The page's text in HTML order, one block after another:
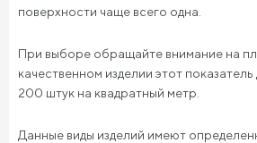
поверхности чаще всего одна.
При выборе обращайте внимание на
качественном изделии этот
200 штук на квадратный метр.
Данные виды изделий имеют